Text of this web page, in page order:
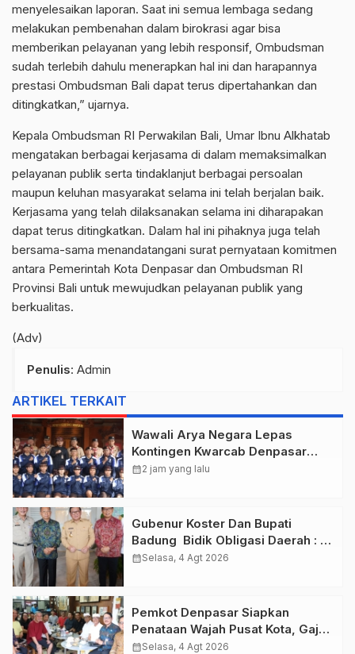
menyelesaikan laporan. Saat ini semua lembaga sedang
melakukan pembenahan dalam birokrasi agar bisa
memberikan pelayanan yang lebih responsif, Ombudsman
sudah terlebih dahulu menerapkan hal ini dan harapannya
prestasi Ombudsman Bali dapat terus dipertahankan dan
ditingkatkan,” ujarnya.
Kepala Ombudsman RI Perwakilan Bali, Umar Ibnu Alkhatab
mengatakan berbagai kerjasama di dalam memaksimalkan
pelayanan publik serta tindaklanjut berbagai persoalan
maupun keluhan masyarakat selama ini telah berjalan baik.
Kerjasama yang telah dilaksanakan selama ini diharapakan
dapat terus ditingkatkan. Dalam hal ini pihaknya juga telah
bersama-sama menandatangani surat pernyataan komitmen
antara Pemerintah Kota Denpasar dan Ombudsman RI
Provinsi Bali untuk mewujudkan pelayanan publik yang
berkualitas.
(Adv)
Penulis: Admin
ARTIKEL TERKAIT
Wawali Arya Negara Lepas
Kontingen Kwarcab Denpasar
Menuju Jambore Nasional XII
calendar_month2 jam yang lalu
Gubenur Koster Dan Bupati
Badung Bidik Obligasi Daerah :
Gaspol Bangun Infrastruktur
calendar_monthSelasa, 4 Agt 2026
Pemkot Denpasar Siapkan
Penataan Wajah Pusat Kota, Gajah
Mada Jadi Salah Satu Kawasan
calendar_monthSelasa, 4 Agt 2026